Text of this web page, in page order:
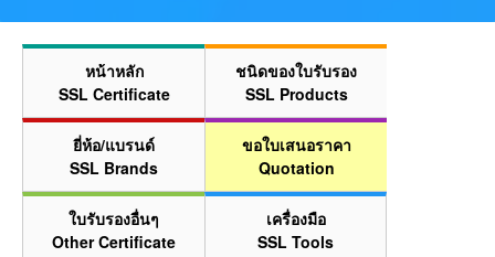
หน้าหลัก
SSL Certificate
ชนิดของใบรับรอง
SSL Products
ยี่ห้อ/แบรนด์
SSL Brands
ขอใบเสนอราคา
Quotation
ใบรับรองอื่นๆ
Other Certificate
เครื่องมือ
SSL Tools